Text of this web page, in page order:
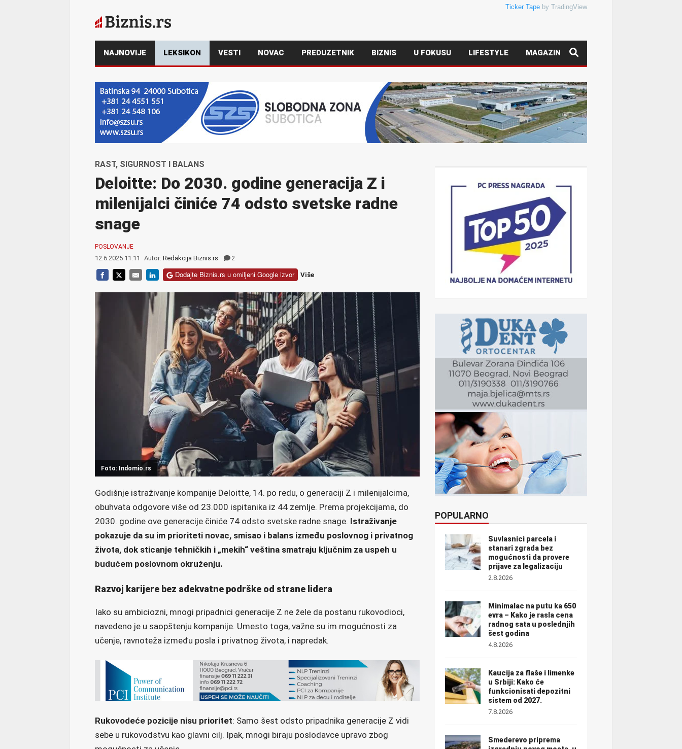
Ticker Tape by TradingView
NAJNOVIJE LEKSIKON VESTI NOVAC PREDUZETNIK BIZNIS U FOKUSU LIFESTYLE MAGAZIN
RAST, SIGURNOST I BALANS
Deloitte: Do 2030. godine generacija Z i
milenijalci činiće 74 odsto svetske radne
snage
POSLOVANJE
12.6.2025 11:11 Autor: Redakcija Biznis.rs 2
Dodajte Biznis.rs u omiljeni Google izvor Više
Foto: Indomio.rs
Godišnje istraživanje kompanije Deloitte, 14. po redu, o generaciji Z i milenijalcima,
obuhvata odgovore više od 23.000 ispitanika iz 44 zemlje. Prema projekcijama, do
2030. godine ove generacije činiće 74 odsto svetske radne snage. Istraživanje
pokazuje da su im prioriteti novac, smisao i balans između poslovnog i privatnog
života, dok sticanje tehničkih i „mekih“ veština smatraju ključnim za uspeh u
budućem poslovnom okruženju.
Razvoj karijere bez adekvatne podrške od strane lidera
Iako su ambiciozni, mnogi pripadnici generacije Z ne žele da postanu rukovodioci,
navedeno je u saopštenju kompanije. Umesto toga, važne su im mogućnosti za
učenje, ravnoteža između posla i privatnog života, i napredak.
Rukovodeće pozicije nisu prioritet: Samo šest odsto pripadnika generacije Z vidi
sebe u rukovodstvu kao glavni cilj. Ipak, mnogi biraju poslodavce upravo zbog
POPULARNO
Suvlasnici parcela i
stanari zgrada bez
mogućnosti da provere
prijave za legalizaciju
2.8.2026
Minimalac na putu ka 650
evra – Kako je rasla cena
radnog sata u poslednjih
šest godina
4.8.2026
Kaucija za flaše i limenke
u Srbiji: Kako će
funkcionisati depozitni
sistem od 2027.
7.8.2026
Smederevo priprema